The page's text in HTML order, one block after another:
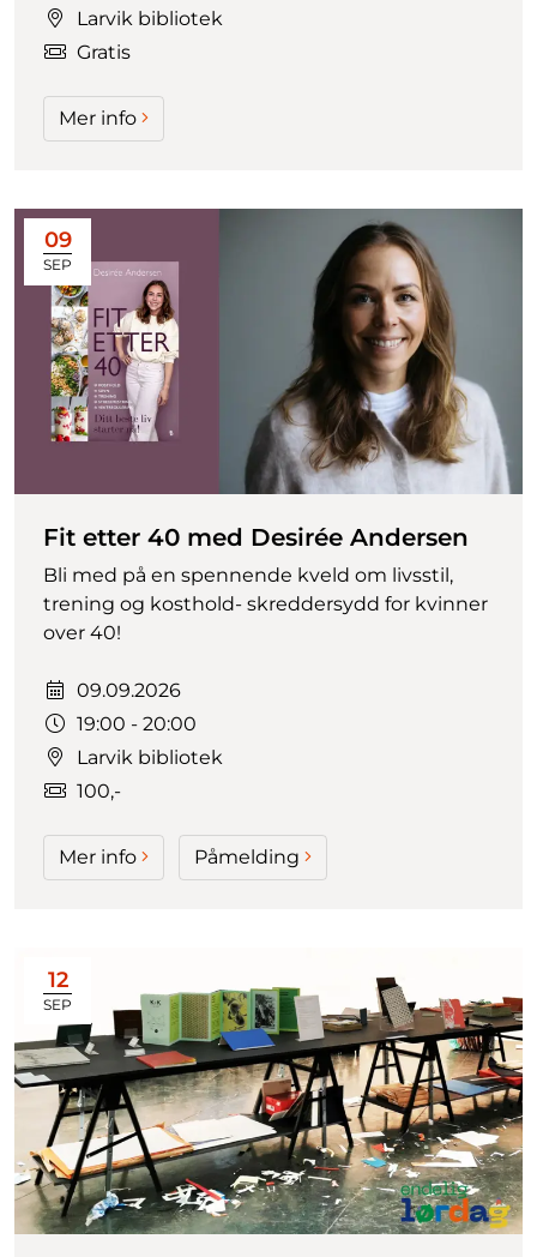
Larvik bibliotek
Gratis
Mer info
Fit etter 40 med Desirée Andersen
Bli med på en spennende kveld om livsstil,
trening og kosthold- skreddersydd for kvinner
over 40!
Dato:
09.09.2026
Tidspunkt:
19:00 - 20:00
Larvik bibliotek
100,-
Mer info Påmelding
09
SEP
12
SEP